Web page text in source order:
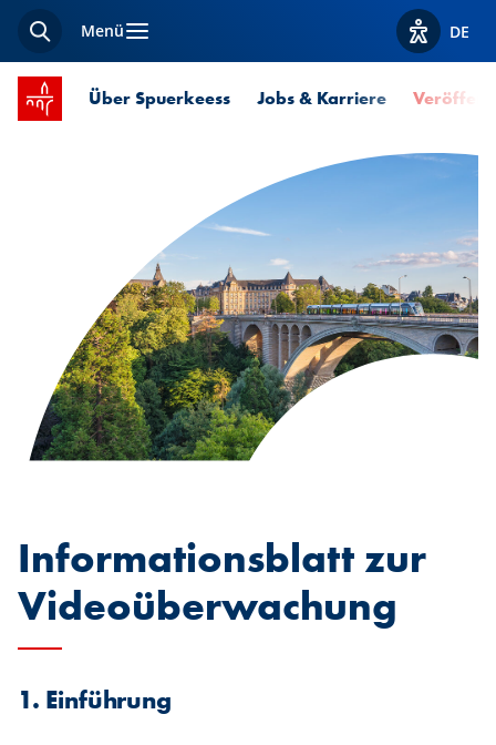
SucheMenü Optionen
DE
Startseite SPUERKEESS
Über Spuerkeess Jobs & Karriere
Informationsblatt zur
Videoüberwachung
1. Einführung